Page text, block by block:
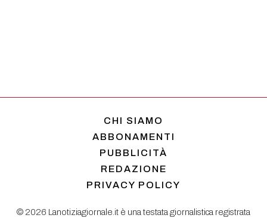
CHI SIAMO
ABBONAMENTI
PUBBLICITÀ
REDAZIONE
PRIVACY POLICY
© 2026 Lanotiziagiornale.it è una testata giornalistica registrata